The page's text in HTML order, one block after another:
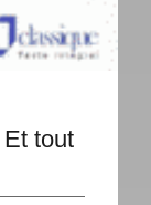
tout